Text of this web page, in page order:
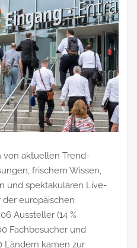
von aktuellen Trend-
frischem Wissen,
und spektakulären Live-
europäischen
Aussteller (14 %
Fachbesucher und
Ländern kamen zur